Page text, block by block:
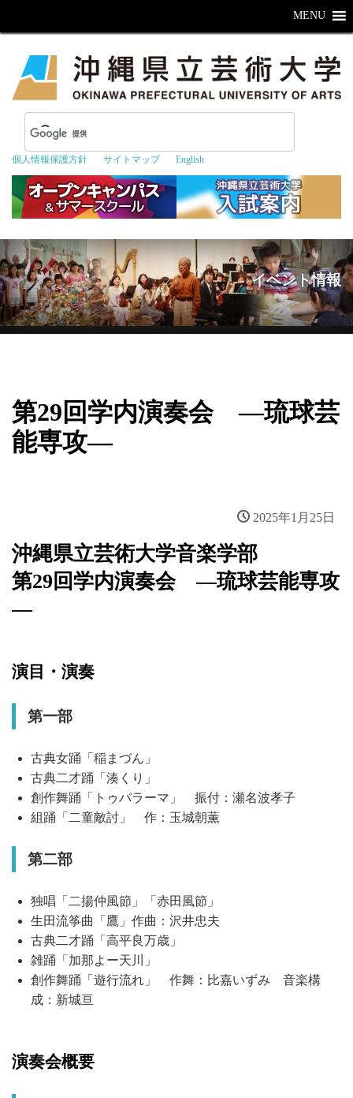
個人情報保護方針 サイトマップ English
MENU
イベント情報
第29回学内演奏会 ―琉球芸
能専攻―
2025年1月25日
沖縄県立芸術大学音楽学部
第29回学内演奏会 ―琉球芸能専攻
―
演目・演奏
第一部
古典女踊「稲まづん」
古典二才踊「湊くり」
創作舞踊「トゥバラーマ」 振付：瀬名波孝子
組踊「二童敵討」 作：玉城朝薫
第二部
独唱「二揚仲風節」「赤田風節」
生田流筝曲「鷹」作曲：沢井忠夫
古典二才踊「高平良万歳」
雑踊「加那よー天川」
創作舞踊「遊行流れ」 作舞：比嘉いずみ 音楽構
成：新城亘
演奏会概要